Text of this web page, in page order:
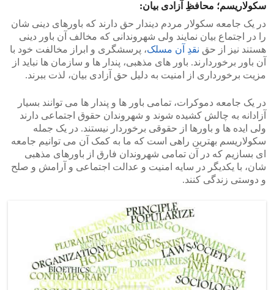
سکولاریسم؛ محافظِ آزادی بیان:
در یک جامعه سکولار مردم دیندار حق دارند که باورهای دینی شان
را در اجتماع بیان نمایند ولی شهروندانی که مخالف آن باور دینی
هستند نیز از حق نقدِ آن مسلک، پرسشگری و ابراز مخالفت خود با
آن باور برخوردارند. باور های مذهبی، پندار ها و سازمان ها نباید از
مزیت برخورداری از امنیت به دلیل حق آزادی بیان، لذت ببرند.
در یک جامعه دموکرات، تمامی باور ها و پندار ها می توانند بسیار
آزادانه به چالش کشیده شوند و شهروندان حقوق اجتماعی دارند
ولی ایده ها و باورها از حقوقی برخوردار نیستند. در یک جمله
سکولاریسم بهترین راهی است که ما به کمک آن می توانیم جامعه
ای بسازیم که در آن تمامی شهروندان فارق از باورهای مذهبی
شان، با یکدیگر در سایه امنیت و عدالت اجتماعی و آرامش و صلح
و دوستی زندگی کنند.